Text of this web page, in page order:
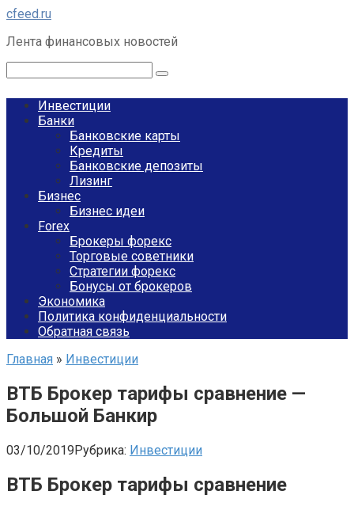
Перейти
контенту
cfeed.ru
Лента финансовых новостей
Инвестиции
Банки
Банковские карты
Кредиты
Банковские депозиты
Лизинг
Бизнес
Бизнес идеи
Forex
Брокеры форекс
Торговые советники
Стратегии форекс
Бонусы от брокеров
Экономика
Политика конфиденциальности
Обратная связь
Главная » Инвестиции
ВТБ Брокер тарифы сравнение —
Большой Банкир
03/10/2019Рубрика: Инвестиции
ВТБ Брокер тарифы сравнение